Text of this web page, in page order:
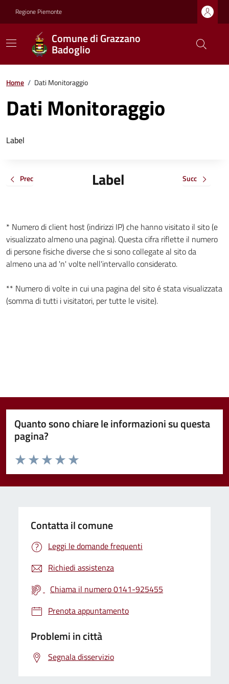
Regione Piemonte
Comune di Grazzano
Badoglio
Home / Dati Monitoraggio
Dati Monitoraggio
Label
Prec Label Succ
* Numero di client host (indirizzi IP) che hanno visitato il sito (e
visualizzato almeno una pagina). Questa cifra riflette il numero
di persone fisiche diverse che si sono collegate al sito da
almeno una ad 'n' volte nell'intervallo considerato.
** Numero di volte in cui una pagina del sito é stata visualizzata
(somma di tutti i visitatori, per tutte le visite).
Quanto sono chiare le informazioni su questa
pagina?
Valuta da 1 a 5 stelle la pagina
Valuta 5 stelle su 5
Valuta 4 stelle su 5
Valuta 3 stelle su 5
Valuta 2 stelle su 5
Valuta 1 stelle su 5
Contatta il comune
Leggi le domande frequenti
Richiedi assistenza
Chiama il numero 0141-925455
Prenota appuntamento
Problemi in città
Segnala disservizio